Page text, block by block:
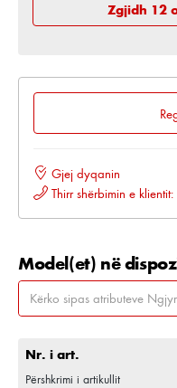
Zgjidh 12
Gjej dyqanin
Thirr shërbimin e
Model(et) në
Nr. i art.
Përshkrimi i artikullit